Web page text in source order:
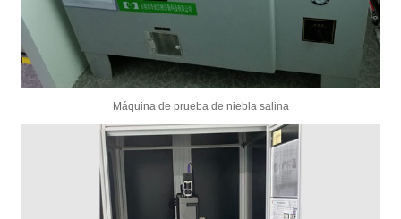
Máquina de prueba de niebla salina